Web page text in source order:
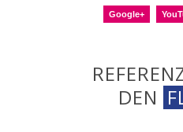
Google+
DEN